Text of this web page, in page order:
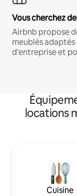
Vous cherchez
Airbnb propose
meublés
d'entreprise et
locations
Cuisine